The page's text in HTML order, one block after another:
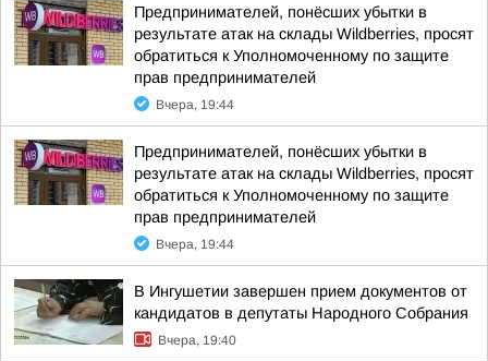
Предпринимателей, понёсших убытки в
результате атак на склады Wildberries, просят
обратиться к Уполномоченному по защите
прав предпринимателей
Вчера, 19:44
Предпринимателей, понёсших убытки в
результате атак на склады Wildberries, просят
обратиться к Уполномоченному по защите
прав предпринимателей
Вчера, 19:44
В Ингушетии завершен прием документов от
кандидатов в депутаты Народного Собрания
Вчера, 19:40